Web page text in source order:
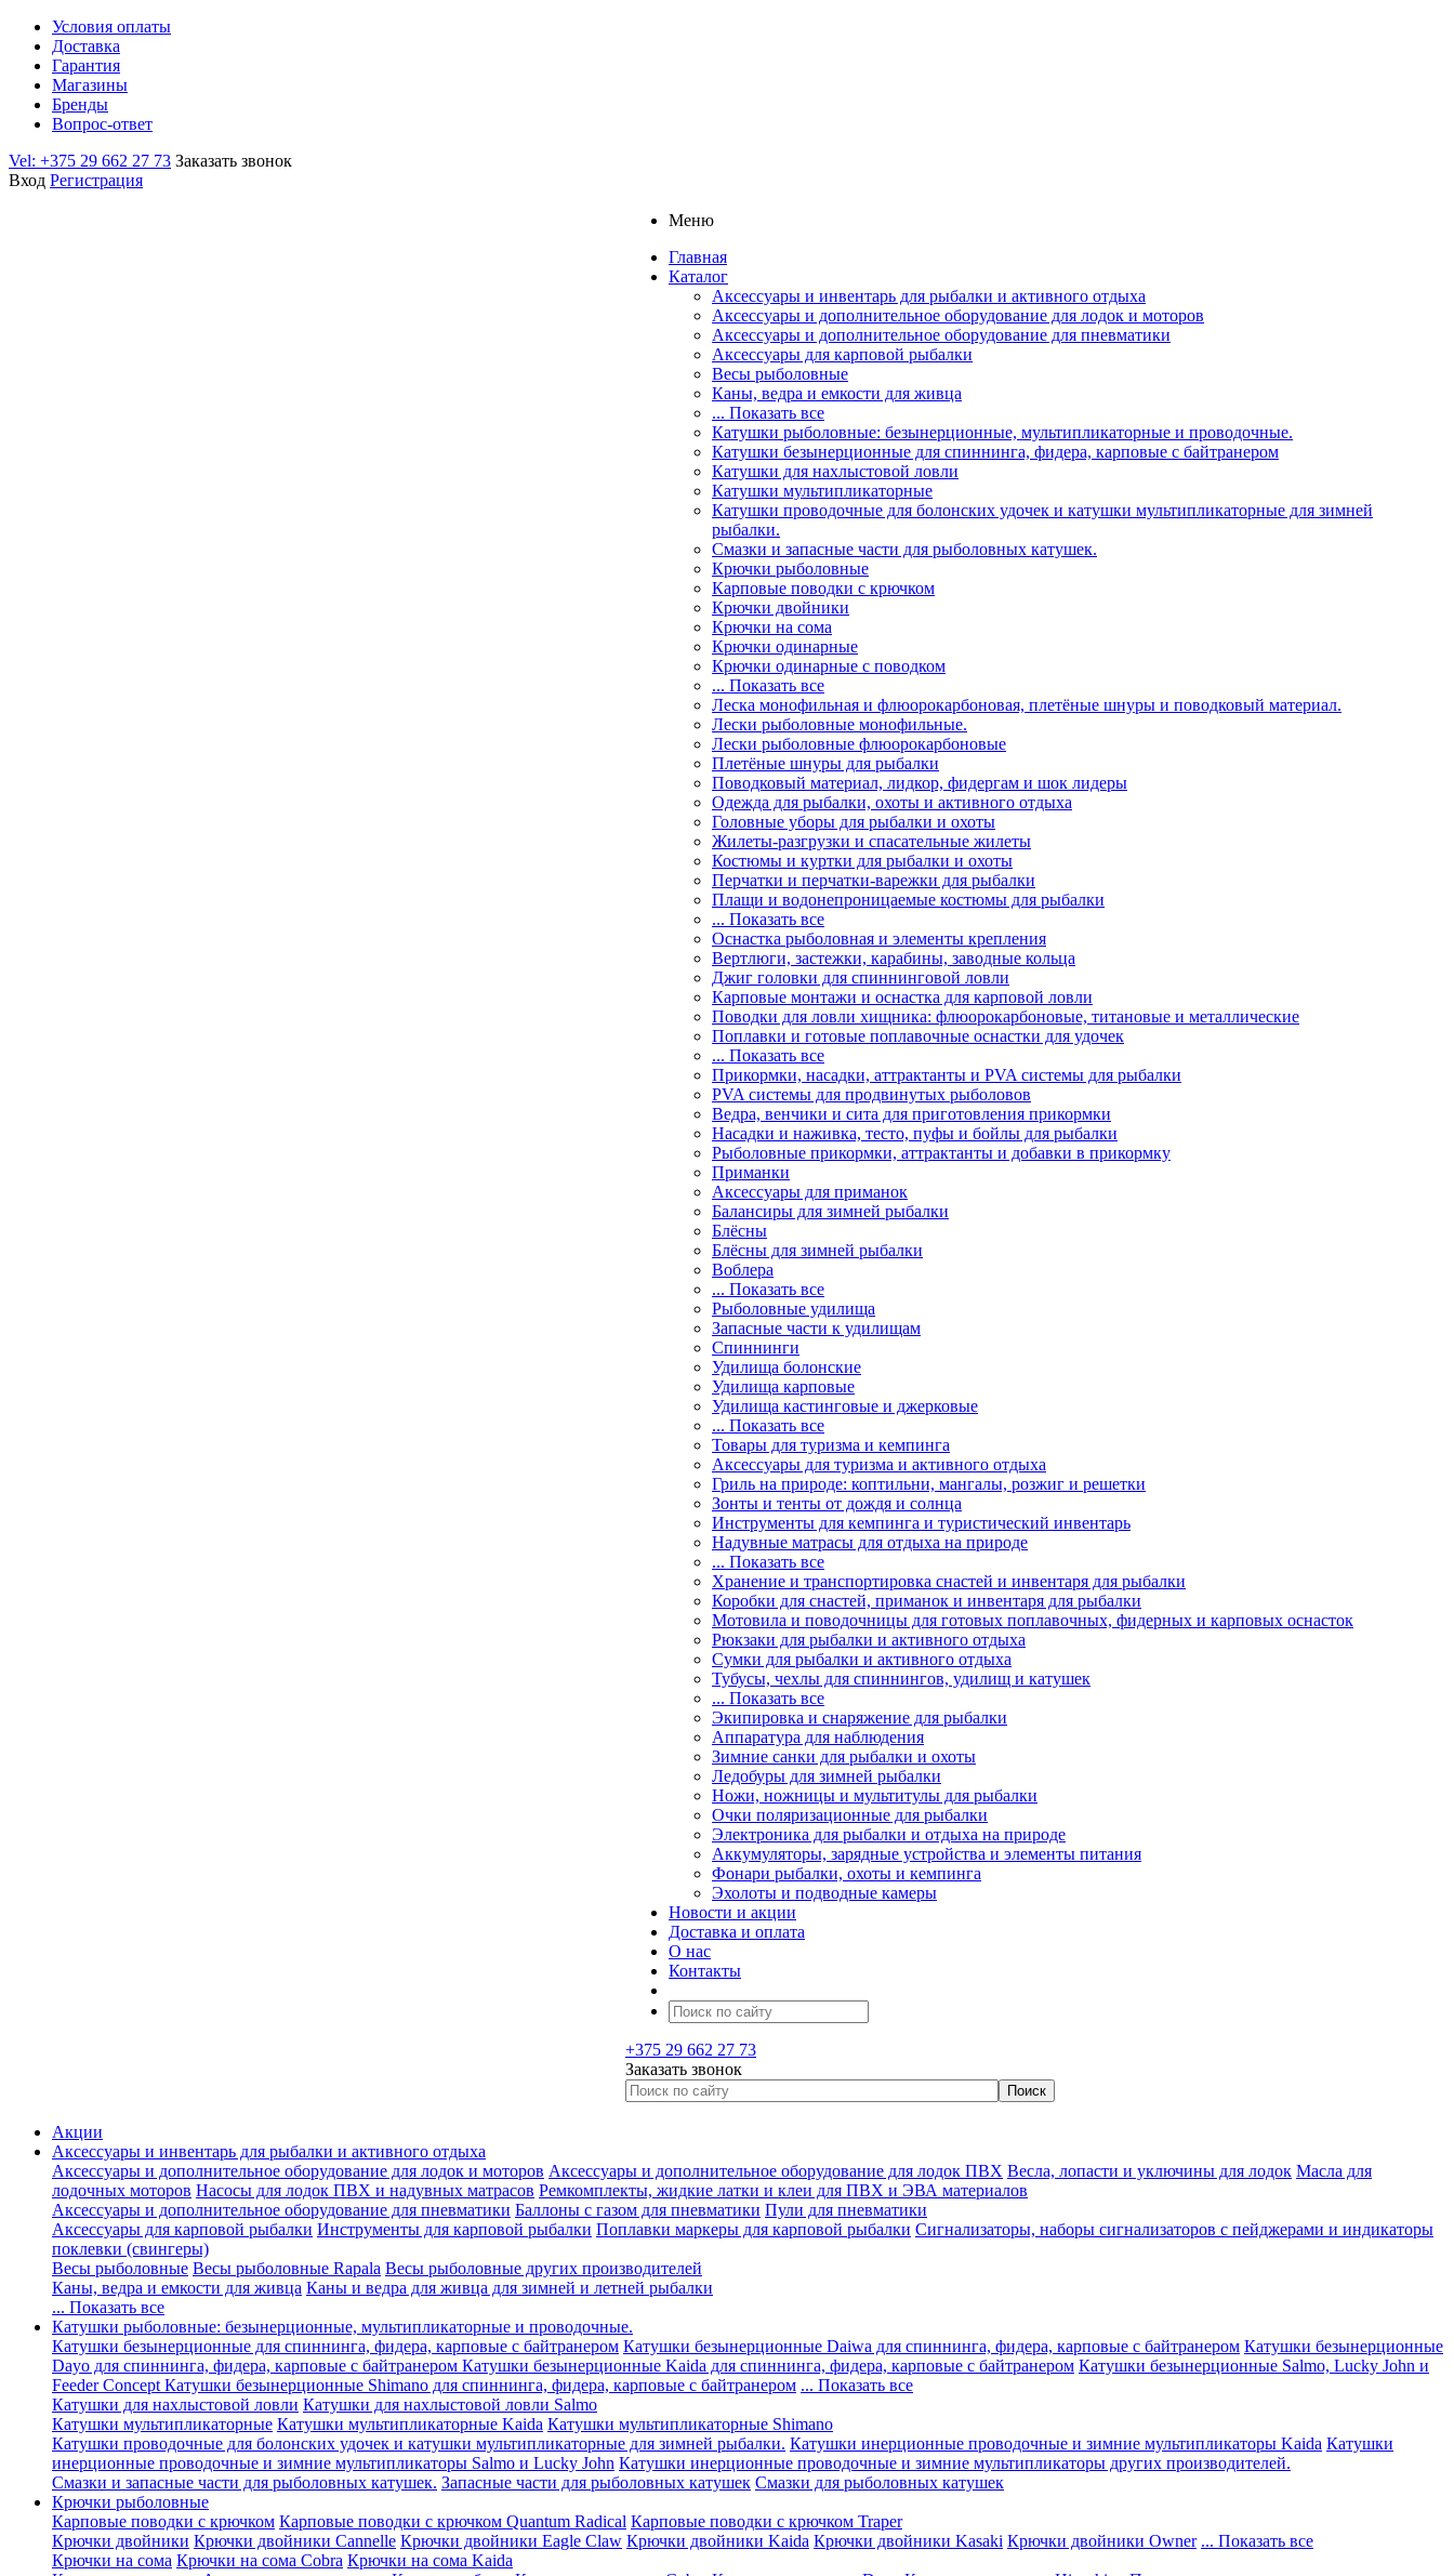
Условия оплаты
Доставка
Гарантия
Магазины
Бренды
Вопрос-ответ
Vel: +375 29 662 27 73 Заказать звонок
Вход Регистрация
Меню
Главная
Каталог
Аксессуары и инвентарь для рыбалки и активного отдыха
Аксессуары и дополнительное оборудование для лодок и моторов
Аксессуары и дополнительное оборудование для пневматики
Аксессуары для карповой рыбалки
Весы рыболовные
Каны, ведра и емкости для живца
... Показать все
Катушки рыболовные: безынерционные, мультипликаторные и проводочные.
Катушки безынерционные для спиннинга, фидера, карповые с байтранером
Катушки для нахлыстовой ловли
Катушки мультипликаторные
Катушки проводочные для болонских удочек и катушки мультипликаторные для зимней
рыбалки.
Смазки и запасные части для рыболовных катушек.
Крючки рыболовные
Карповые поводки с крючком
Крючки двойники
Крючки на сома
Крючки одинарные
Крючки одинарные с поводком
... Показать все
Леска монофильная и флюорокарбоновая, плетёные шнуры и поводковый материал.
Лески рыболовные монофильные.
Лески рыболовные флюорокарбоновые
Плетёные шнуры для рыбалки
Поводковый материал, лидкор, фидергам и шок лидеры
Одежда для рыбалки, охоты и активного отдыха
Головные уборы для рыбалки и охоты
Жилеты-разгрузки и спасательные жилеты
Костюмы и куртки для рыбалки и охоты
Перчатки и перчатки-варежки для рыбалки
Плащи и водонепроницаемые костюмы для рыбалки
... Показать все
Оснастка рыболовная и элементы крепления
Вертлюги, застежки, карабины, заводные кольца
Джиг головки для спиннинговой ловли
Карповые монтажи и оснастка для карповой ловли
Поводки для ловли хищника: флюорокарбоновые, титановые и металлические
Поплавки и готовые поплавочные оснастки для удочек
... Показать все
Прикормки, насадки, аттрактанты и PVA системы для рыбалки
PVA системы для продвинутых рыболовов
Ведра, венчики и сита для приготовления прикормки
Насадки и наживка, тесто, пуфы и бойлы для рыбалки
Рыболовные прикормки, аттрактанты и добавки в прикормку
Приманки
Аксессуары для приманок
Балансиры для зимней рыбалки
Блёсны
Блёсны для зимней рыбалки
Воблера
... Показать все
Рыболовные удилища
Запасные части к удилищам
Спиннинги
Удилища болонские
Удилища карповые
Удилища кастинговые и джерковые
... Показать все
Товары для туризма и кемпинга
Аксессуары для туризма и активного отдыха
Гриль на природе: коптильни, мангалы, розжиг и решетки
Зонты и тенты от дождя и солнца
Инструменты для кемпинга и туристический инвентарь
Надувные матрасы для отдыха на природе
... Показать все
Хранение и транспортировка снастей и инвентаря для рыбалки
Коробки для снастей, приманок и инвентаря для рыбалки
Мотовила и поводочницы для готовых поплавочных, фидерных и карповых оснасток
Рюкзаки для рыбалки и активного отдыха
Сумки для рыбалки и активного отдыха
Тубусы, чехлы для спиннингов, удилищ и катушек
... Показать все
Экипировка и снаряжение для рыбалки
Аппаратура для наблюдения
Зимние санки для рыбалки и охоты
Ледобуры для зимней рыбалки
Ножи, ножницы и мультитулы для рыбалки
Очки поляризационные для рыбалки
Электроника для рыбалки и отдыха на природе
Аккумуляторы, зарядные устройства и элементы питания
Фонари рыбалки, охоты и кемпинга
Эхолоты и подводные камеры
Новости и акции
Доставка и оплата
О нас
Контакты
+375 29 662 27 73
Заказать звонок
Акции
Аксессуары и инвентарь для рыбалки и активного отдыха
Аксессуары и дополнительное оборудование для лодок и моторов Аксессуары и дополнительное оборудование для лодок ПВХ Весла, лопасти и уключины для лодок Масла для
лодочных моторов Насосы для лодок ПВХ и надувных матрасов Ремкомплекты, жидкие латки и клеи для ПВХ и ЭВА материалов
Аксессуары и дополнительное оборудование для пневматики Баллоны с газом для пневматики Пули для пневматики
Аксессуары для карповой рыбалки Инструменты для карповой рыбалки Поплавки маркеры для карповой рыбалки Сигнализаторы, наборы сигнализаторов с пейджерами и индикаторы
поклевки (свингеры)
Весы рыболовные Весы рыболовные Rapala Весы рыболовные других производителей
Каны, ведра и емкости для живца Каны и ведра для живца для зимней и летней рыбалки
... Показать все
Катушки рыболовные: безынерционные, мультипликаторные и проводочные.
Катушки безынерционные для спиннинга, фидера, карповые с байтранером Катушки безынерционные Daiwa для спиннинга, фидера, карповые с байтранером Катушки безынерционные
Dayo для спиннинга, фидера, карповые с байтранером Катушки безынерционные Kaida для спиннинга, фидера, карповые с байтранером Катушки безынерционные Salmo, Lucky John и
Feeder Concept Катушки безынерционные Shimano для спиннинга, фидера, карповые с байтранером ... Показать все
Катушки для нахлыстовой ловли Катушки для нахлыстовой ловли Salmo
Катушки мультипликаторные Катушки мультипликаторные Kaida Катушки мультипликаторные Shimano
Катушки проводочные для болонских удочек и катушки мультипликаторные для зимней рыбалки. Катушки инерционные проводочные и зимние мультипликаторы Kaida Катушки
инерционные проводочные и зимние мультипликаторы Salmo и Lucky John Катушки инерционные проводочные и зимние мультипликаторы других производителей.
Смазки и запасные части для рыболовных катушек. Запасные части для рыболовных катушек Смазки для рыболовных катушек
Крючки рыболовные
Карповые поводки с крючком Карповые поводки с крючком Quantum Radical Карповые поводки с крючком Traper
Крючки двойники Крючки двойники Cannelle Крючки двойники Eagle Claw Крючки двойники Kaida Крючки двойники Kasaki Крючки двойники Owner ... Показать все
Крючки на сома Крючки на сома Cobra Крючки на сома Kaida